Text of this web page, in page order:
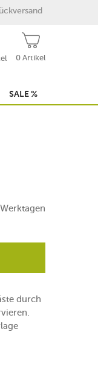
0 Artikel
SALE %
durch